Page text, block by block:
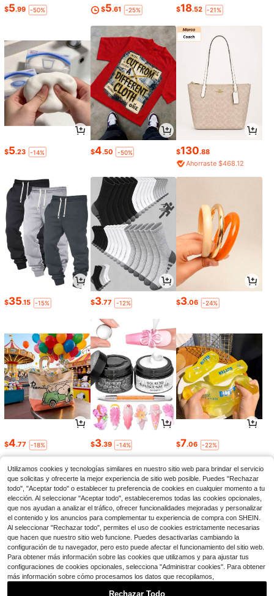
$5.99 -50% $5.61 -25% $18.52 -21%
$5.23 -14% $4.50 -50% $130.88
Ahorraste $468.12
$35.15 -15% $3.77 -12% $3.06 -24%
$4.77 -18% $3.39 -14% $7.06 -22%
1 4 8
Utilizamos cookies y tecnologías similares en nuestro sitio web para brindar el servicio
que solicitas y ofrecerte la mejor experiencia de sitio web posible. Puedes "Rechazar
todo", "Aceptar todo" o establecer tu preferencia de cookies en cualquier momento a tu
elección. Al seleccionar "Aceptar todo", estableceremos todas las cookies opcionales,
que nos ayudan a analizar el tráfico, ofrecer funcionalidades mejoradas y personalizar
el contenido y los anuncios para complementar tu experiencia de compra con SHEIN.
Al seleccionar "Rechazar todo", permites el uso de cookies estrictamente necesarias
que hacen que nuestro sitio web funcione. Puedes desactivarlas cambiando la
configuración de tu navegador, pero esto puede afectar el funcionamiento del sitio web.
Para obtener más información sobre las cookies que utilizamos y para ajustar tus
configuraciones de cookies opcionales, selecciona "Administrar cookies". Para obtener
más información sobre cómo procesamos los datos que recopilamos,
Rechazar Todo